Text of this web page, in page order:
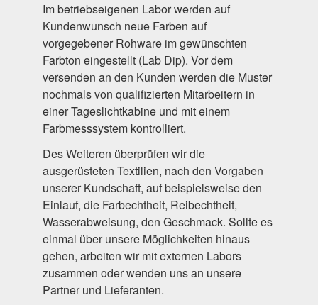
Im betriebseigenen Labor werden auf
Kundenwunsch neue Farben auf
vorgegebener Rohware im gewünschten
Farbton eingestellt (Lab Dip). Vor dem
versenden an den Kunden werden die Muster
nochmals von qualifizierten Mitarbeitern in
einer Tageslichtkabine und mit einem
Farbmesssystem kontrolliert.
Des Weiteren überprüfen wir die
ausgerüsteten Textilien, nach den Vorgaben
unserer Kundschaft, auf beispielsweise den
Einlauf, die Farbechtheit, Reibechtheit,
Wasserabweisung, den Geschmack. Sollte es
einmal über unsere Möglichkeiten hinaus
gehen, arbeiten wir mit externen Labors
zusammen oder wenden uns an unsere
Partner und Lieferanten.